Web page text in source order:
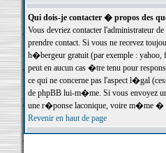
Qui dois-je contacter � propos des
Vous devriez contacter l'administrateur
prendre contact. Si vous ne recevez
h�bergeur gratuit (par exemple : yahoo,
peut en aucun cas �tre tenu pour
ce qui ne concerne pas l'aspect l�gal
de phpBB lui-m�me. Si vous envoyez
une r�ponse laconique, voire m�me �
Revenir en haut de page